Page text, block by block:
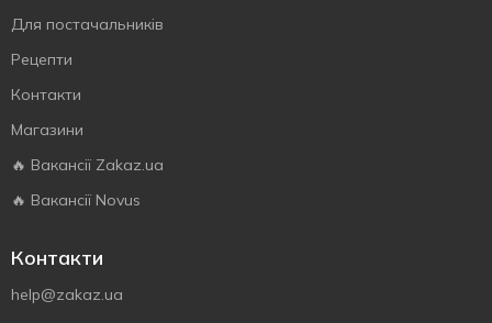
Для постачальників
Рецепти
Контакти
Магазини
🔥 Вакансії Zakaz.ua
🔥 Вакансії Novus
Контакти
help@zakaz.ua